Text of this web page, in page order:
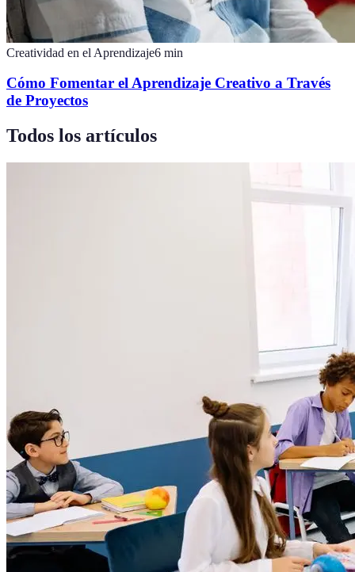
Creatividad en el Aprendizaje6 min
Cómo Fomentar el Aprendizaje Creativo a Través
de Proyectos
Todos los artículos